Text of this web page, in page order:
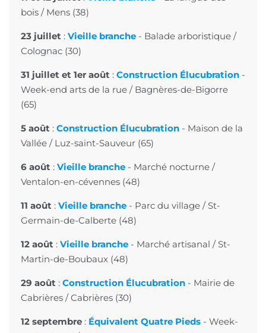
bois / Mens (38)
23 juillet : Vieille branche - Balade arboristique /
Colognac (30)
31 juillet et 1er août : Construction Élucubration -
Week-end arts de la rue / Bagnères-de-Bigorre
(65)
5 août : Construction Élucubration - Maison de la
Vallée / Luz-saint-Sauveur (65)
6 août : Vieille branche - Marché nocturne /
Ventalon-en-cévennes (48)
11 août : Vieille branche - Parc du village / St-
Germain-de-Calberte (48)
12 août : Vieille branche - Marché artisanal / St-
Martin-de-Boubaux (48)
29 août : Construction Élucubration - Mairie de
Cabrières / Cabrières (30)
12 septembre : Équivalent Quatre Pieds - Week-